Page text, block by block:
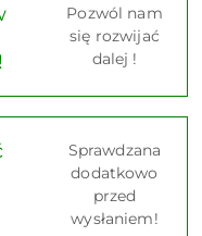
Pozwól nam
się rozwijać
dalej !
Sprawdzana
dodatkowo
przed
wysłaniem!